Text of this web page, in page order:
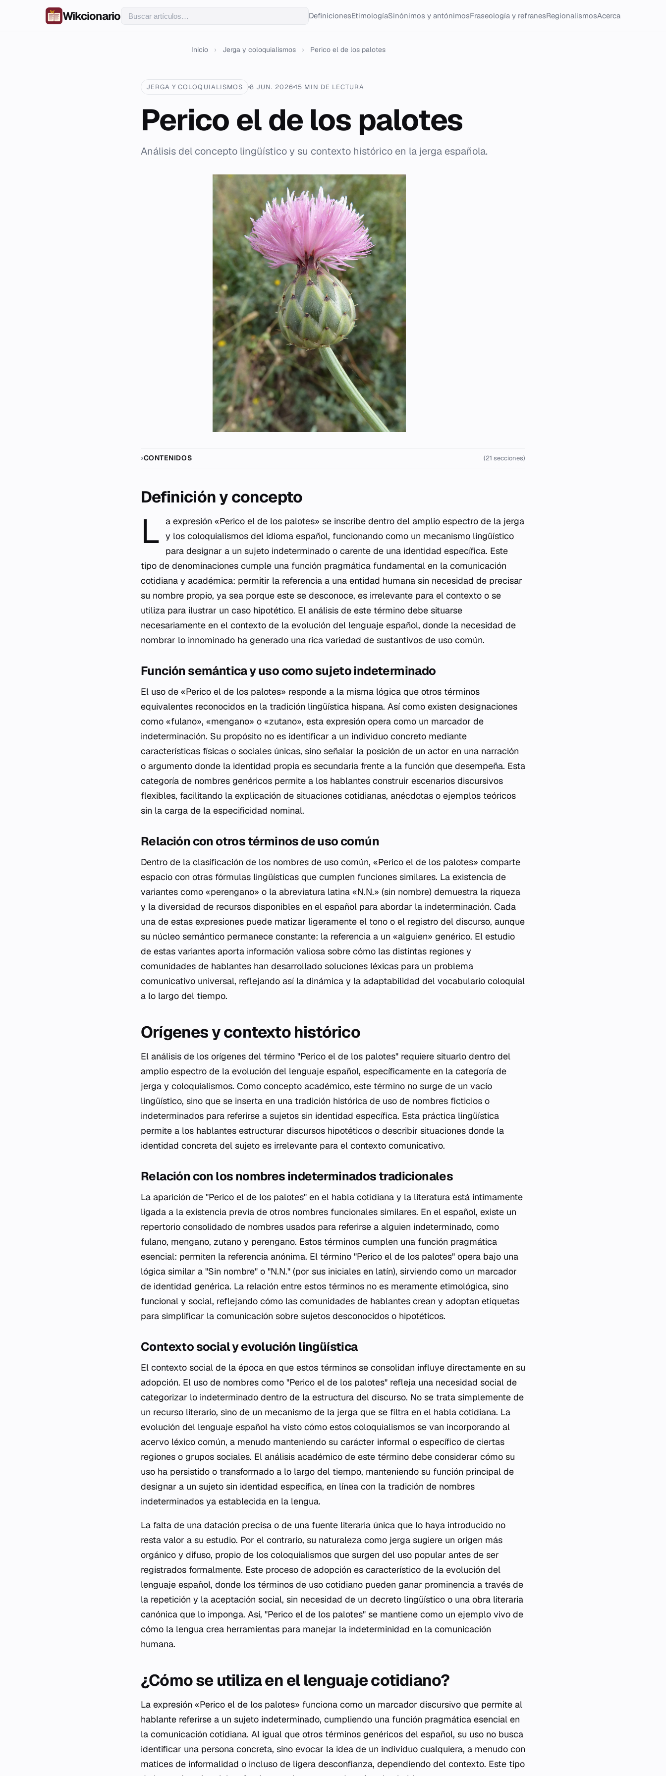
Wikcionario DefinicionesEtimologíaSinónimos y antónimosFraseología y refranesRegionalismosAcerca
Inicio › Jerga y coloquialismos › Perico el de los palotes
JERGA Y COLOQUIALISMOS 8 JUN. 202615 MIN DE LECTURA
Perico el de los palotes
Análisis del concepto lingüístico y su contexto histórico en la jerga española.
CONTENIDOS (21 secciones)
Definición y concepto
L a expresión «Perico el de los palotes» se inscribe dentro del amplio espectro de la jerga
y los coloquialismos del idioma español, funcionando como un mecanismo lingüístico
para designar a un sujeto indeterminado o carente de una identidad específica. Este
tipo de denominaciones cumple una función pragmática fundamental en la comunicación
cotidiana y académica: permitir la referencia a una entidad humana sin necesidad de precisar
su nombre propio, ya sea porque este se desconoce, es irrelevante para el contexto o se
utiliza para ilustrar un caso hipotético. El análisis de este término debe situarse
necesariamente en el contexto de la evolución del lenguaje español, donde la necesidad de
nombrar lo innominado ha generado una rica variedad de sustantivos de uso común.
Función semántica y uso como sujeto indeterminado
El uso de «Perico el de los palotes» responde a la misma lógica que otros términos
equivalentes reconocidos en la tradición lingüística hispana. Así como existen designaciones
como «fulano», «mengano» o «zutano», esta expresión opera como un marcador de
indeterminación. Su propósito no es identificar a un individuo concreto mediante
características físicas o sociales únicas, sino señalar la posición de un actor en una narración
o argumento donde la identidad propia es secundaria frente a la función que desempeña. Esta
categoría de nombres genéricos permite a los hablantes construir escenarios discursivos
flexibles, facilitando la explicación de situaciones cotidianas, anécdotas o ejemplos teóricos
sin la carga de la especificidad nominal.
Relación con otros términos de uso común
Dentro de la clasificación de los nombres de uso común, «Perico el de los palotes» comparte
espacio con otras fórmulas lingüísticas que cumplen funciones similares. La existencia de
variantes como «perengano» o la abreviatura latina «N.N.» (sin nombre) demuestra la riqueza
y la diversidad de recursos disponibles en el español para abordar la indeterminación. Cada
una de estas expresiones puede matizar ligeramente el tono o el registro del discurso, aunque
su núcleo semántico permanece constante: la referencia a un «alguien» genérico. El estudio
de estas variantes aporta información valiosa sobre cómo las distintas regiones y
comunidades de hablantes han desarrollado soluciones léxicas para un problema
comunicativo universal, reflejando así la dinámica y la adaptabilidad del vocabulario coloquial
a lo largo del tiempo.
Orígenes y contexto histórico
El análisis de los orígenes del término "Perico el de los palotes" requiere situarlo dentro del
amplio espectro de la evolución del lenguaje español, específicamente en la categoría de
jerga y coloquialismos. Como concepto académico, este término no surge de un vacío
lingüístico, sino que se inserta en una tradición histórica de uso de nombres ficticios o
indeterminados para referirse a sujetos sin identidad específica. Esta práctica lingüística
permite a los hablantes estructurar discursos hipotéticos o describir situaciones donde la
identidad concreta del sujeto es irrelevante para el contexto comunicativo.
Relación con los nombres indeterminados tradicionales
La aparición de "Perico el de los palotes" en el habla cotidiana y la literatura está íntimamente
ligada a la existencia previa de otros nombres funcionales similares. En el español, existe un
repertorio consolidado de nombres usados para referirse a alguien indeterminado, como
fulano, mengano, zutano y perengano. Estos términos cumplen una función pragmática
esencial: permiten la referencia anónima. El término "Perico el de los palotes" opera bajo una
lógica similar a "Sin nombre" o "N.N." (por sus iniciales en latín), sirviendo como un marcador
de identidad genérica. La relación entre estos términos no es meramente etimológica, sino
funcional y social, reflejando cómo las comunidades de hablantes crean y adoptan etiquetas
para simplificar la comunicación sobre sujetos desconocidos o hipotéticos.
Contexto social y evolución lingüística
El contexto social de la época en que estos términos se consolidan influye directamente en su
adopción. El uso de nombres como "Perico el de los palotes" refleja una necesidad social de
categorizar lo indeterminado dentro de la estructura del discurso. No se trata simplemente de
un recurso literario, sino de un mecanismo de la jerga que se filtra en el habla cotidiana. La
evolución del lenguaje español ha visto cómo estos coloquialismos se van incorporando al
acervo léxico común, a menudo manteniendo su carácter informal o específico de ciertas
regiones o grupos sociales. El análisis académico de este término debe considerar cómo su
uso ha persistido o transformado a lo largo del tiempo, manteniendo su función principal de
designar a un sujeto sin identidad específica, en línea con la tradición de nombres
indeterminados ya establecida en la lengua.
La falta de una datación precisa o de una fuente literaria única que lo haya introducido no
resta valor a su estudio. Por el contrario, su naturaleza como jerga sugiere un origen más
orgánico y difuso, propio de los coloquialismos que surgen del uso popular antes de ser
registrados formalmente. Este proceso de adopción es característico de la evolución del
lenguaje español, donde los términos de uso cotidiano pueden ganar prominencia a través de
la repetición y la aceptación social, sin necesidad de un decreto lingüístico o una obra literaria
canónica que lo imponga. Así, "Perico el de los palotes" se mantiene como un ejemplo vivo de
cómo la lengua crea herramientas para manejar la indeterminidad en la comunicación
humana.
¿Cómo se utiliza en el lenguaje cotidiano?
La expresión «Perico el de los palotes» funciona como un marcador discursivo que permite al
hablante referirse a un sujeto indeterminado, cumpliendo una función pragmática esencial en
la comunicación cotidiana. Al igual que otros términos genéricos del español, su uso no busca
identificar una persona concreta, sino evocar la idea de un individuo cualquiera, a menudo con
matices de informalidad o incluso de ligera desconfianza, dependiendo del contexto. Este tipo